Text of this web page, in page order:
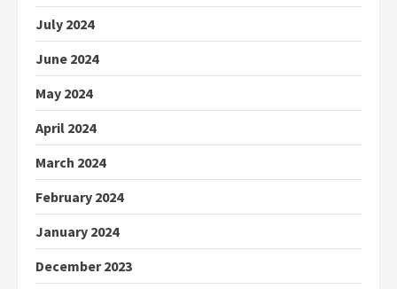
July 2024
June 2024
May 2024
April 2024
March 2024
February 2024
January 2024
December 2023